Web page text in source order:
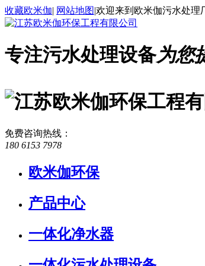
收藏欧米伽| 网站地图|欢迎来到欧米伽污水处
专注污水处理设备为您
免费咨询热线 ：
180 6153 7978
欧米伽环保
产品中心
一体化净水器